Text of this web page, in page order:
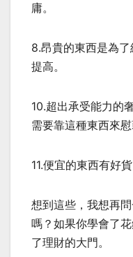
庸。
8.昂貴的東西是為
提高。
10.超出承受能力的
需要靠這種東西來慰
11.便宜的東西有好
想到這些，我想再
嗎？如果你學會了
了理財的大門。